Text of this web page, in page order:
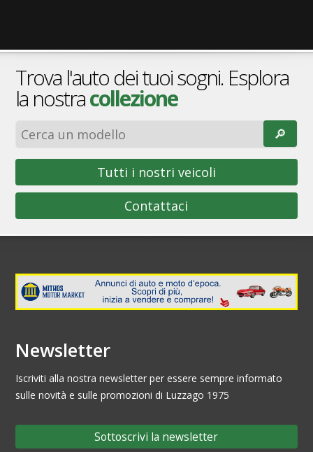
Trova l'auto dei tuoi sogni. Esplora
la nostracollezione
🔎︎
Tutti i nostri veicoli
Contattaci
Newsletter
Iscriviti alla nostra newsletter per essere sempre informato
sulle novità e sulle promozioni di Luzzago 1975
Sottoscrivi la newsletter